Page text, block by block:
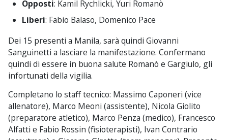
Opposti: Kamil Rychlicki, Yuri Romanò
Liberi: Fabio Balaso, Domenico Pace
Dei 15 presenti a Manila, sarà quindi Giovanni
Sanguinetti a lasciare la manifestazione. Confermano
quindi di essere in buona salute Romanò e Gargiulo, gli
infortunati della vigilia.
Completano lo staff tecnico: Massimo Caponeri (vice
allenatore), Marco Meoni (assistente), Nicola Giolito
(preparatore atletico), Marco Penza (medico), Francesco
Alfatti e Fabio Rossin (fisioterapisti), Ivan Contrario